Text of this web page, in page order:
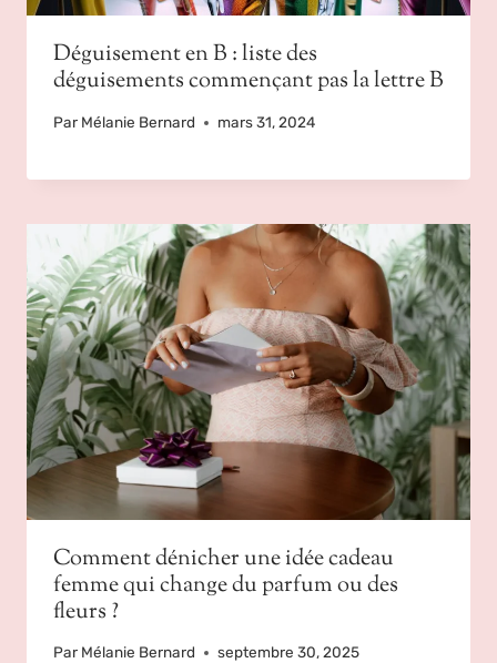
Déguisement en B : liste des
déguisements commençant pas la lettre B
Par Mélanie Bernard mars 31, 2024
Comment dénicher une idée cadeau
femme qui change du parfum ou des
fleurs ?
Par Mélanie Bernard septembre 30, 2025